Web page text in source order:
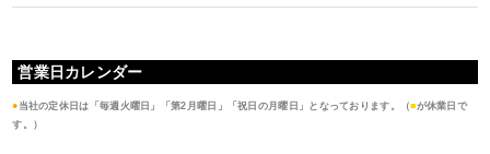
営業日カレンダー
● 当社の定休日は「毎週火曜日」「第2月曜日」「祝日の月曜日」となっております。（■が休業日で
す。）